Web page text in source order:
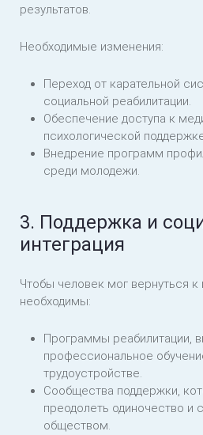
результатов.
Необходимые изменения:
Переход от карательной
социальной реабилитации.
Обеспечение доступа к
психологической
Внедрение программ
среди молодежи.
3. Поддержка и
интеграция
Чтобы человек мог вернуться
необходимы:
Программы реабилитации,
профессиональное
трудоустройстве.
Сообщества поддержки,
преодолеть одиночество и
обществом.